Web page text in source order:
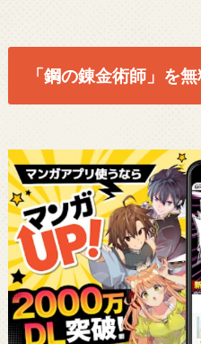
「鋼の錬金術師」を